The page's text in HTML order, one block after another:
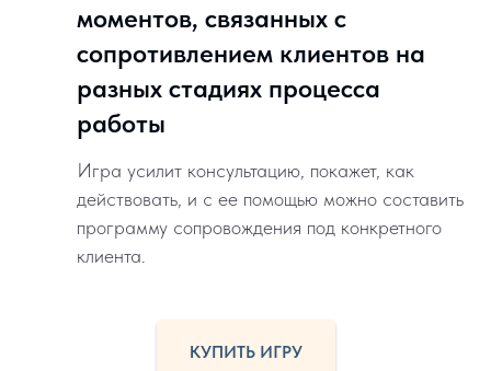
моментов, связанных с
сопротивлением клиентов на
разных стадиях процесса
работы
Игра усилит консультацию, покажет, как
действовать, и с ее помощью можно составить
программу сопровождения под конкретного
клиента.
КУПИТЬ ИГРУ